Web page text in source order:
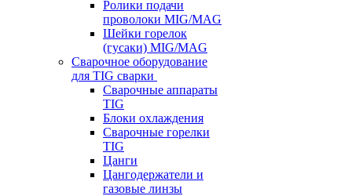
Ролики подачи
проволоки MIG/MAG
Шейки горелок
(гусаки) MIG/MAG
Сварочное оборудование
для TIG сварки
Сварочные аппараты
TIG
Блоки охлаждения
Сварочные горелки
TIG
Цанги
Цангодержатели и
газовые линзы